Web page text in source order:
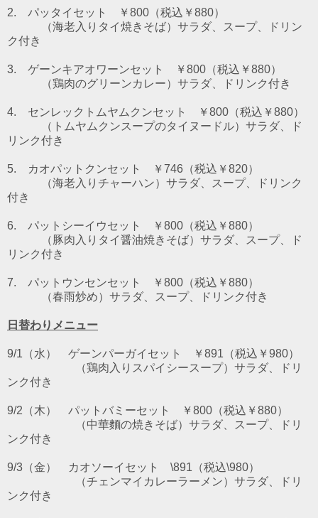
2. パッタイセット ￥800（税込￥880）
（海老入りタイ焼きそば） サラダ、スープ、ドリン
ク付き
3. ゲーンキアオワーンセット ￥800（税込￥880）
（鶏肉のグリーンカレー） サラダ、ドリンク付き
4. センレックトムヤムクンセット ￥800（税込￥880）
（トムヤムクンスープのタイヌードル） サラダ、ド
リンク付き
5. カオパットクンセット ￥746（税込￥820）
（海老入りチャーハン）サラダ、スープ、ドリンク
付き
6. パットシーイウセット
￥800（税込￥880）
（豚肉入りタイ醤油焼きそば）サラダ、スープ、ド
リンク付き
7. パットウンセンセット
￥800（税込￥880）
（春雨炒め）サラダ、スープ、ドリンク付き
日替わりメニュー
9/1（水） ゲーンパーガイセット ￥891（税込￥980）
（鶏肉入りスパイシースープ）サラダ、ドリ
ンク付き
9/2（木） パットバミーセット ￥800（税込￥880）
（中華麵の焼きそば）サラダ、スープ、ドリ
ンク付き
9/3（金） カオソーイセット \891（税込\980）
（チェンマイカレーラーメン）サラダ、ドリ
ンク付き